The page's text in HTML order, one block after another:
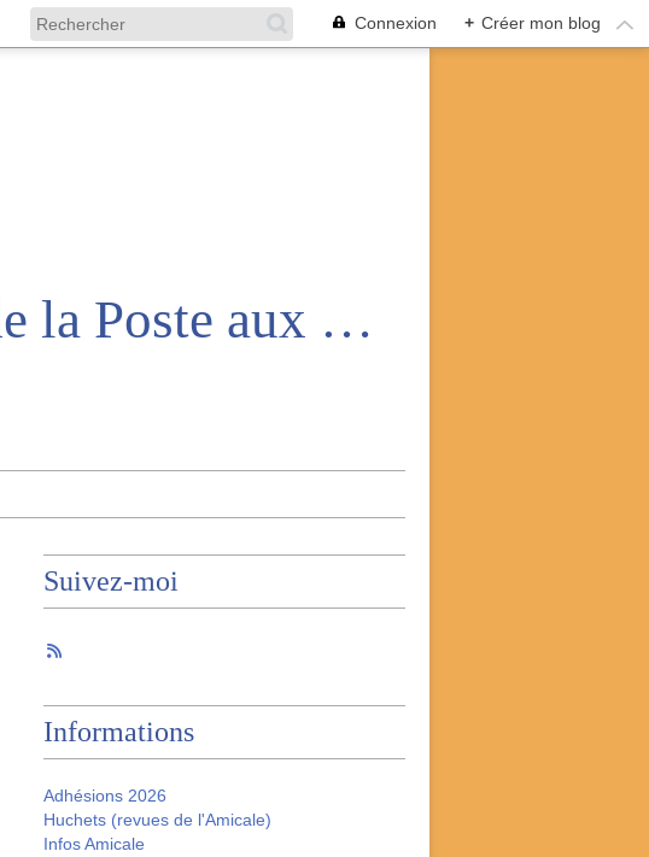
Connexion + Créer mon blog
Amicale nationale des anciens de la Poste aux armées
Suivez-moi
Informations
Adhésions 2026
Huchets (revues de l'Amicale)
Infos Amicale